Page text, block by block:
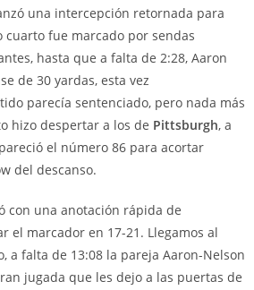
una intercepción retornada para
cuarto fue marcado por sendas
hasta que a falta de 2:28, Aaron
de 30 yardas, esta vez
parecía sentenciado, pero nada más
hizo despertar a los de Pittsburgh, a
el número 86 para acortar
del descanso.
con una anotación rápida de
el marcador en 17-21. Llegamos al
a falta de 13:08 la pareja Aaron-Nelson
jugada que les dejo a las puertas de